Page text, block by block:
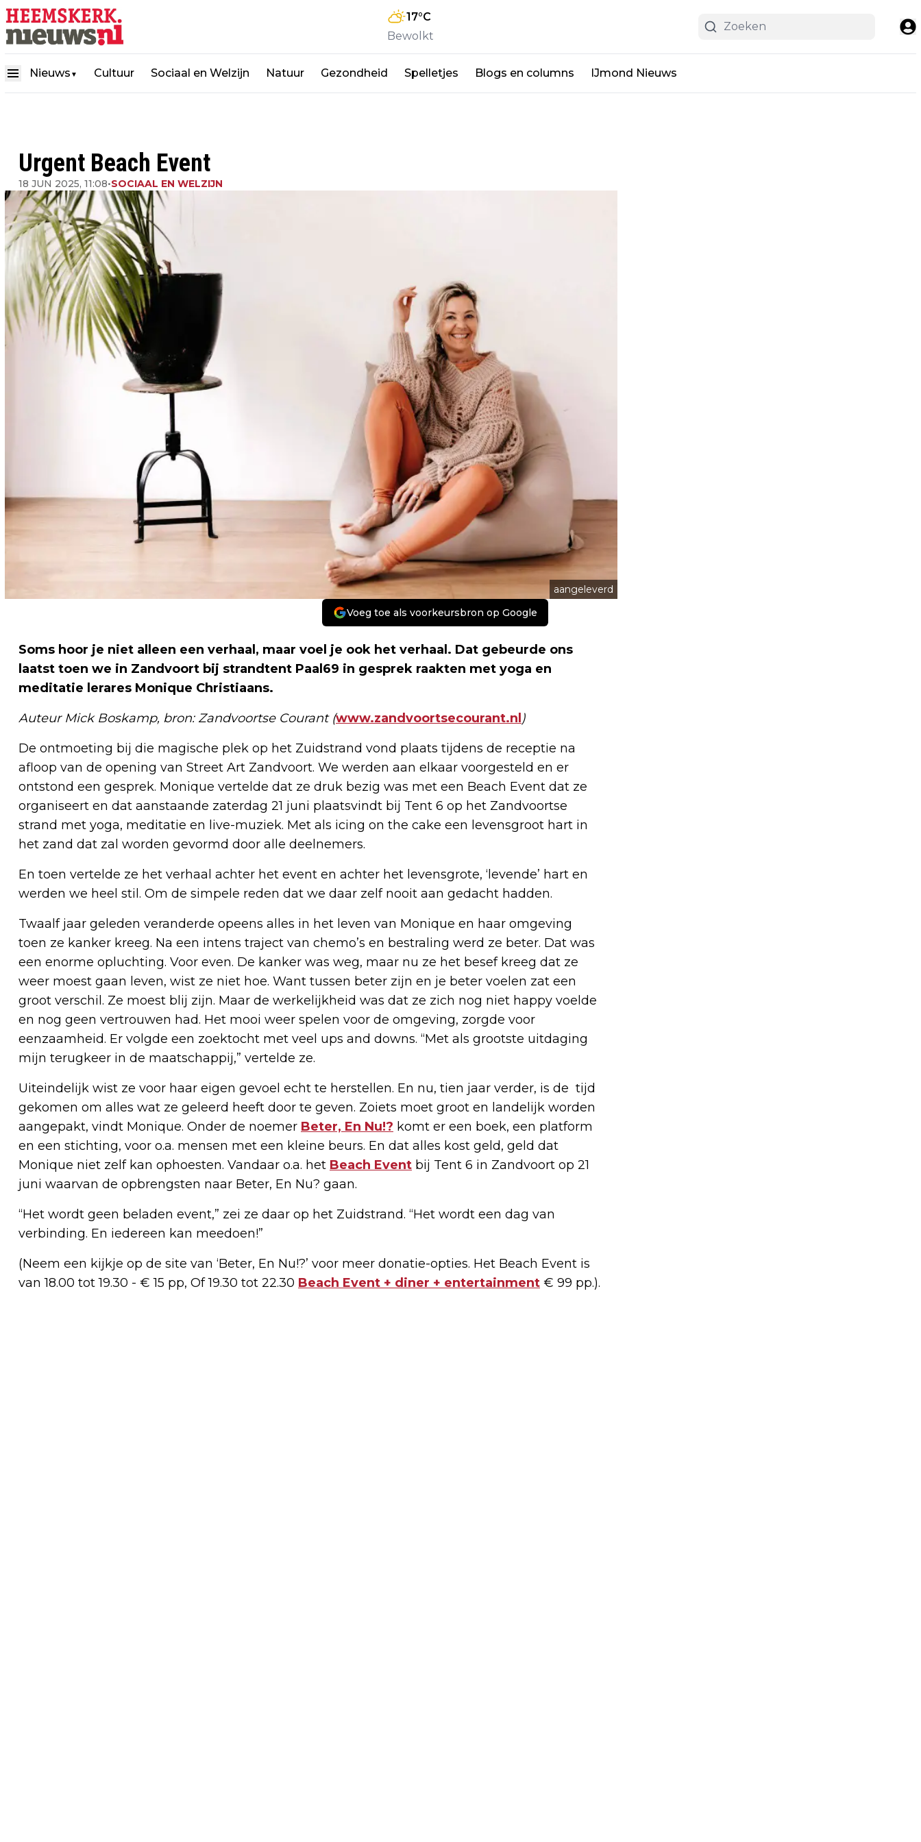
17°C
Bewolkt
Nieuws ▼ Cultuur Sociaal en Welzijn Natuur Gezondheid Spelletjes Blogs en columns IJmond Nieuws
Urgent Beach Event
18 JUN 2025, 11:08•SOCIAAL EN WELZIJN
aangeleverd
Voeg toe als voorkeursbron op Google
Soms hoor je niet alleen een verhaal, maar voel je ook het verhaal. Dat gebeurde ons
laatst toen we in Zandvoort bij strandtent Paal69 in gesprek raakten met yoga en
meditatie lerares Monique Christiaans.
Auteur Mick Boskamp, bron: Zandvoortse Courant (www.zandvoortsecourant.nl )
De ontmoeting bij die magische plek op het Zuidstrand vond plaats tijdens de receptie na
afloop van de opening van Street Art Zandvoort. We werden aan elkaar voorgesteld en er
ontstond een gesprek. Monique vertelde dat ze druk bezig was met een Beach Event dat ze
organiseert en dat aanstaande zaterdag 21 juni plaatsvindt bij Tent 6 op het Zandvoortse
strand met yoga, meditatie en live-muziek. Met als icing on the cake een levensgroot hart in
het zand dat zal worden gevormd door alle deelnemers.
En toen vertelde ze het verhaal achter het event en achter het levensgrote, ‘levende’ hart en
werden we heel stil. Om de simpele reden dat we daar zelf nooit aan gedacht hadden.
Twaalf jaar geleden veranderde opeens alles in het leven van Monique en haar omgeving
toen ze kanker kreeg. Na een intens traject van chemo’s en bestraling werd ze beter. Dat was
een enorme opluchting. Voor even. De kanker was weg, maar nu ze het besef kreeg dat ze
weer moest gaan leven, wist ze niet hoe. Want tussen beter zijn en je beter voelen zat een
groot verschil. Ze moest blij zijn. Maar de werkelijkheid was dat ze zich nog niet happy voelde
en nog geen vertrouwen had. Het mooi weer spelen voor de omgeving, zorgde voor
eenzaamheid. Er volgde een zoektocht met veel ups and downs. “Met als grootste uitdaging
mijn terugkeer in de maatschappij,” vertelde ze.
Uiteindelijk wist ze voor haar eigen gevoel echt te herstellen. En nu, tien jaar verder, is de tijd
gekomen om alles wat ze geleerd heeft door te geven. Zoiets moet groot en landelijk worden
aangepakt, vindt Monique. Onder de noemer Beter, En Nu!? komt er een boek, een platform
en een stichting, voor o.a. mensen met een kleine beurs. En dat alles kost geld, geld dat
Monique niet zelf kan ophoesten. Vandaar o.a. het Beach Event bij Tent 6 in Zandvoort op 21
juni waarvan de opbrengsten naar Beter, En Nu? gaan.
“Het wordt geen beladen event,” zei ze daar op het Zuidstrand. “Het wordt een dag van
verbinding. En iedereen kan meedoen!”
(Neem een kijkje op de site van ‘Beter, En Nu!?’ voor meer donatie-opties. Het Beach Event is
van 18.00 tot 19.30 - € 15 pp, Of 19.30 tot 22.30 Beach Event + diner + entertainment € 99 pp.).